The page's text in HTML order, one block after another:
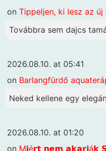
on Tippeljen, ki lesz az
Továbbra sem dajcs
2026.08.10. at 05:41
on Barlangfürdő
Neked kellene egy
2026.08.10. at 01:20
on M𝗶é𝗿𝘁 𝗻𝗲𝗺 𝗮𝗸𝗮𝗿𝗷á𝗸